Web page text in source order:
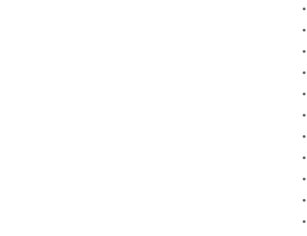
•
•
•
•
•
•
•
•
•
•
•